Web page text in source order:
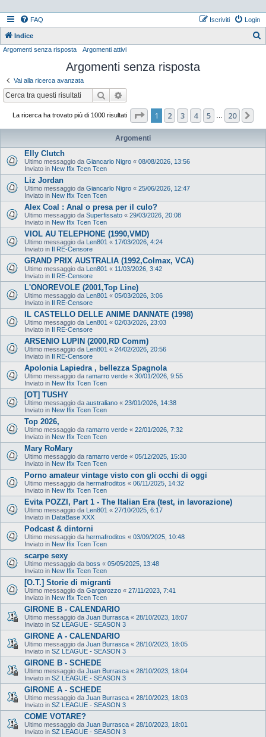
FAQ Login
Iscriviti
Indice
Argomenti senza risposta Argomenti attivi
Argomenti senza risposta
Vai alla ricerca avanzata
Cerca
La ricerca ha trovato più di 1000 risultati Pagina di 20
1 2 3 4 5 20
Argomenti
Elly Clutch
Ultimo messaggio da Giancarlo Nigro « 08/08/2026, 13:56
Inviato in New Ifix Tcen Tcen
Liz Jordan
Ultimo messaggio da Giancarlo Nigro « 25/06/2026, 12:47
Inviato in New Ifix Tcen Tcen
Alex Coal : Anal o presa per il culo?
Ultimo messaggio da Superfissato « 29/03/2026, 20:08
Inviato in New Ifix Tcen Tcen
VIOL AU TELEPHONE (1990,VMD)
Ultimo messaggio da Len801 « 17/03/2026, 4:24
Inviato in Il RE-Censore
GRAND PRIX AUSTRALIA (1992,Colmax, VCA)
Ultimo messaggio da Len801 « 11/03/2026, 3:42
Inviato in Il RE-Censore
L'ONOREVOLE (2001,Top Line)
Ultimo messaggio da Len801 « 05/03/2026, 3:06
Inviato in Il RE-Censore
IL CASTELLO DELLE ANIME DANNATE (1998)
Ultimo messaggio da Len801 « 02/03/2026, 23:03
Inviato in Il RE-Censore
ARSENIO LUPIN (2000,RD Comm)
Ultimo messaggio da Len801 « 24/02/2026, 20:56
Inviato in Il RE-Censore
Apolonia Lapiedra , bellezza Spagnola
Ultimo messaggio da ramarro verde « 30/01/2026, 9:55
Inviato in New Ifix Tcen Tcen
[OT] TUSHY
Ultimo messaggio da australiano « 23/01/2026, 14:38
Inviato in New Ifix Tcen Tcen
Top 2026,
Ultimo messaggio da ramarro verde « 22/01/2026, 7:32
Inviato in New Ifix Tcen Tcen
Mary RoMary
Ultimo messaggio da ramarro verde « 05/12/2025, 15:30
Inviato in New Ifix Tcen Tcen
Porno amateur vintage visto con gli occhi di oggi
Ultimo messaggio da hermafroditos « 06/11/2025, 14:32
Inviato in New Ifix Tcen Tcen
Evita POZZI, Part 1 - The Italian Era (test, in lavorazione)
Ultimo messaggio da Len801 « 27/10/2025, 6:17
Inviato in DataBase XXX
Podcast & dintorni
Ultimo messaggio da hermafroditos « 03/09/2025, 10:48
Inviato in New Ifix Tcen Tcen
scarpe sexy
Ultimo messaggio da boss « 05/05/2025, 13:48
Inviato in New Ifix Tcen Tcen
[O.T.] Storie di migranti
Ultimo messaggio da Gargarozzo « 27/11/2023, 7:41
Inviato in New Ifix Tcen Tcen
GIRONE B - CALENDARIO
Ultimo messaggio da Juan Burrasca « 28/10/2023, 18:07
Inviato in SZ LEAGUE - SEASON 3
GIRONE A - CALENDARIO
Ultimo messaggio da Juan Burrasca « 28/10/2023, 18:05
Inviato in SZ LEAGUE - SEASON 3
GIRONE B - SCHEDE
Ultimo messaggio da Juan Burrasca « 28/10/2023, 18:04
Inviato in SZ LEAGUE - SEASON 3
GIRONE A - SCHEDE
Ultimo messaggio da Juan Burrasca « 28/10/2023, 18:03
Inviato in SZ LEAGUE - SEASON 3
COME VOTARE?
Ultimo messaggio da Juan Burrasca « 28/10/2023, 18:01
Inviato in SZ LEAGUE - SEASON 3